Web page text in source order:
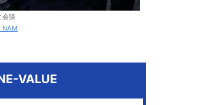
会談
NAM
VALUE